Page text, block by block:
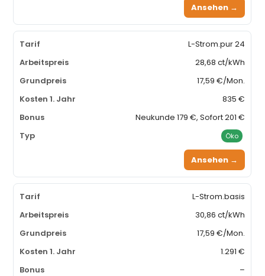
Ansehen →
L-Strom.pur 24
28,68 ct/kWh
17,59 €/Mon.
835 €
Neukunde 179 €, Sofort 201 €
Öko
Ansehen →
L-Strom.basis
30,86 ct/kWh
17,59 €/Mon.
1.291 €
–